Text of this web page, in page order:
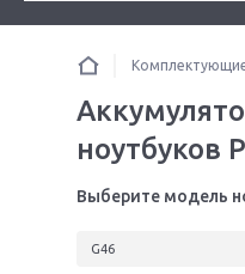
ноутбуков
Выберите модель
G46